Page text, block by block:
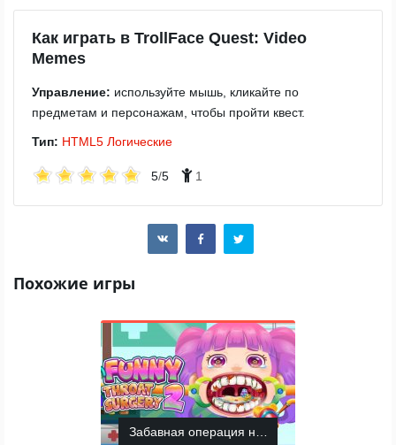
Как играть в TrollFace Quest: Video
Memes
Управление: используйте мышь, кликайте по
предметам и персонажам, чтобы пройти квест.
Тип: HTML5 Логические
5/5 1
Похожие игры
Забавная операция на горле 2